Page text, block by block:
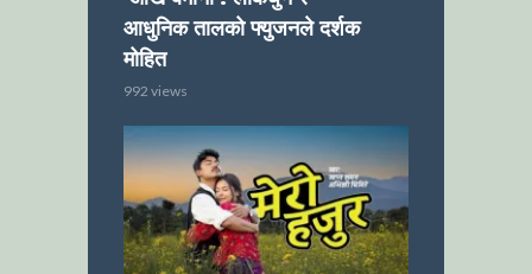
आधुनिक तालको फ्युजनले दर्शक
मोहित
992 views